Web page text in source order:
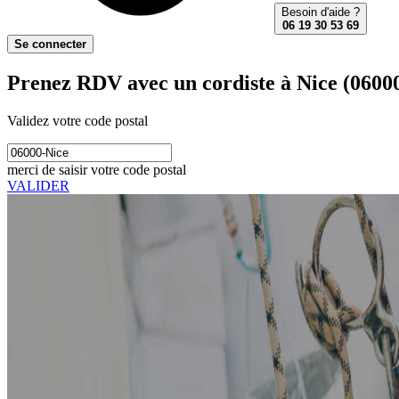
Besoin d'aide ?
06 19 30 53 69
Se connecter
Prenez RDV avec un cordiste à Nice
Validez votre code postal
merci de saisir votre code postal
VALIDER